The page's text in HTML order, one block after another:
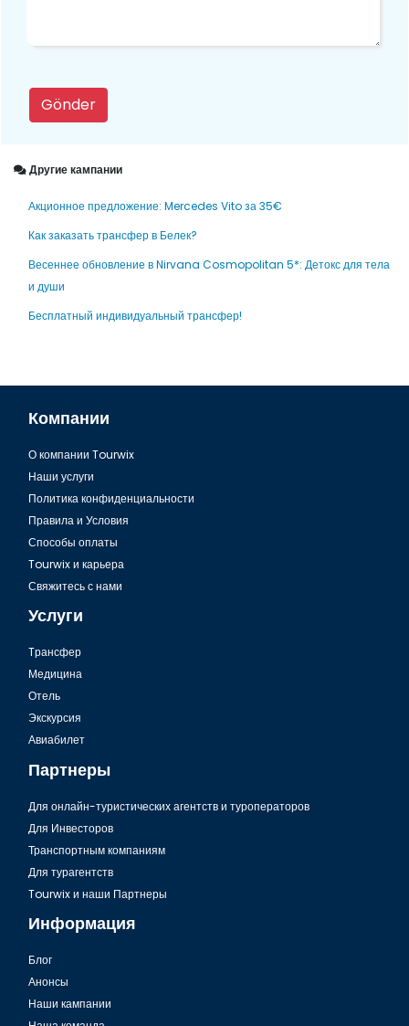
Gönder
Другие кампании
Акционное предложение: Mercedes Vito за 35€
Как заказать трансфер в Белек?
Весеннее обновление в Nirvana Cosmopolitan 5*: Детокс для тела
и души
Бесплатный индивидуальный трансфер!
Компании
О компании Tourwix
Наши услуги
Политика конфиденциальности
Правила и Условия
Способы оплаты
Tourwix и карьера
Свяжитесь с нами
Услуги
Tрансфер
Медицина
Отель
Экскурсия
Авиабилет
Партнеры
Для онлайн-туристических агентств и туроператоров
Для Инвесторов
Транспортным компаниям
Для турагентств
Tourwix и наши Партнеры
Информация
Блог
Анонсы
Наши кампании